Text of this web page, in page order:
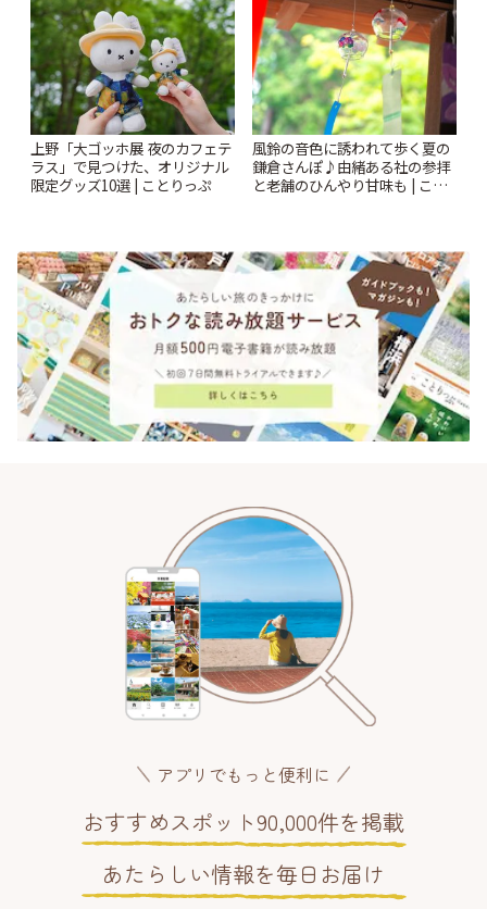
上野「大ゴッホ展 夜のカフェテ
ラス」で見つけた、オリジナル
限定グッズ10選 | ことりっぷ
風鈴の音色に誘われて歩く夏の
鎌倉さんぽ♪由緒ある社の参拝
と老舗のひんやり甘味も | こと
アプリでもっと便利に
おすすめスポット90,000件を掲載
あたらしい情報を毎日お届け